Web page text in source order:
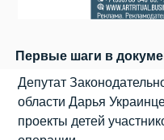
Первые шаги в
Депутат
области Дарья
проекты детей